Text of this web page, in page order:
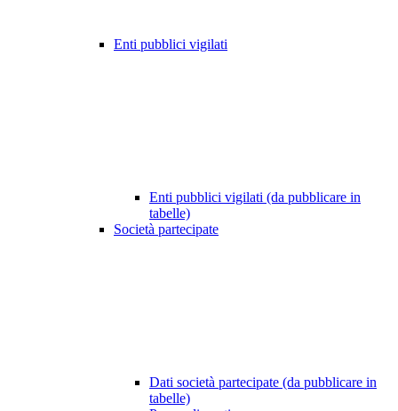
Enti pubblici vigilati
Enti pubblici vigilati (da pubblicare in
tabelle)
Società partecipate
Dati società partecipate (da pubblicare in
tabelle)